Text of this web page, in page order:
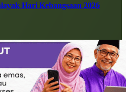
Hari Kebangsaan 2026